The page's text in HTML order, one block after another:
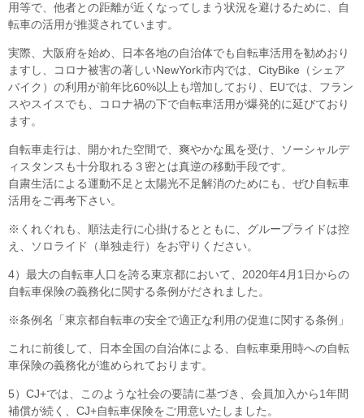
用等で、他者との距離が近くなってしまう状況を避けるために、自
転車の活用が推奨されています。
実際、大阪府を始め、日本各地の自治体でも自転車活用を勧めおり
ますし、コロナ被害の著しいNewYork市内では、CityBike（シェア
バイク）の利用が前年比60%以上も増加しており、EUでは、フラン
スやスイスでも、コロナ禍の下で自転車活用が爆発的に延びており
ます。
自転車走行は、開かれた空間で、爽やかな風を受け、ソーシャルデ
ィスタンスも十分取れる３密とは真逆の移動手段です。
自粛生活による運動不足と太陽光不足解消のためにも、ぜひ自転車
活用をご再考下さい。
※くれぐれも、順法走行に心掛けるとともに、グループライドは控
え、ソロライド（単独走行）をお守りください。
4）最大の自転車人口を誇る東京都において、2020年4月1日からの
自転車保険の義務化に関する条例がだされました。
※条例名「東京都自転車の安全で適正な利用の促進に関する条例」
これに前後して、日本全国の自治体による、自転車乗用時への自転
車保険の義務化が進められております。
5）CJ+では、このような社会の要請に基づき、会員加入から1年間
補償が続く、CJ+自転車保険をご用意いたしました。